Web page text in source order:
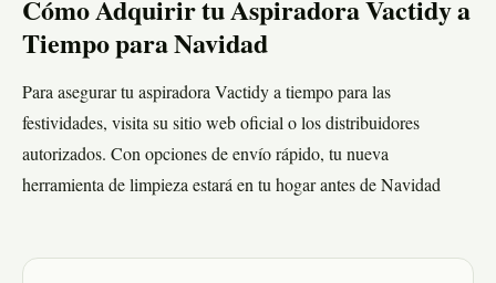
Cómo Adquirir tu Aspiradora Vactidy a
Tiempo para Navidad
Para asegurar tu aspiradora Vactidy a tiempo para las
festividades, visita su sitio web oficial o los distribuidores
autorizados. Con opciones de envío rápido, tu nueva
herramienta de limpieza estará en tu hogar antes de Navidad